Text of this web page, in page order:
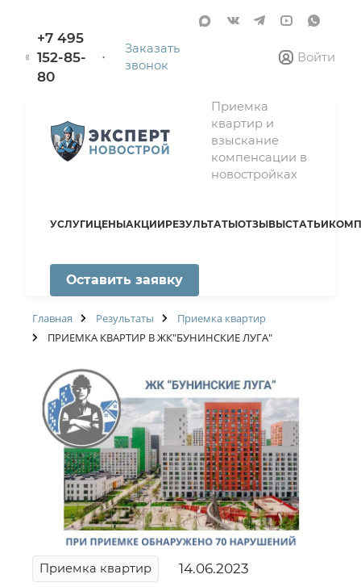
+7 495
152-85-
80
Заказать
звонок
Войти
Приемка
квартир и
взыскание
компенсации в
новостройках
УСЛУГИЦЕНЫАКЦИИРЕЗУЛЬТАТЫОТЗЫВЫСТАТЬИ
Оставить заявку
Главная Результаты
Приемка квартир
ПРИЕМКА КВАРТИР В ЖК"БУНИНСКИЕ ЛУГА"
Приемка квартир 14.06.2023